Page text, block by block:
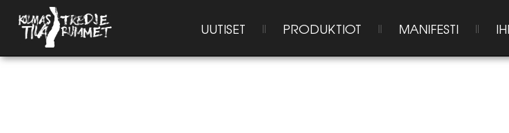
UUTISET PRODUKTIOT MANIFESTI